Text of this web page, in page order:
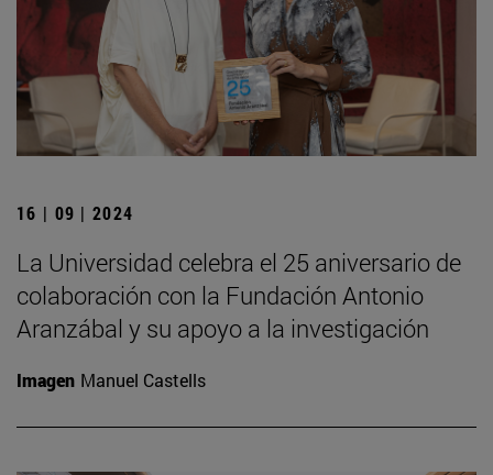
16 | 09 | 2024
La Universidad celebra el 25 aniversario de
colaboración con la Fundación Antonio
Aranzábal y su apoyo a la investigación
Imagen Manuel Castells